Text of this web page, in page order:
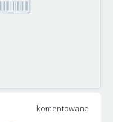
komentowane